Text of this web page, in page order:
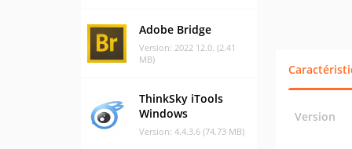
Adobe Bridge
Version: 2022 12.0. (2.41
MB)
ThinkSky iTools
Windows
Version: 4.4.3.6 (74.73 MB)
Version